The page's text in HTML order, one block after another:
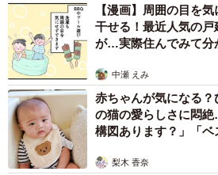
【漫画】周囲の目を
干せる！最近人気の
が…実際住んでみて分
中瀬 えみ
赤ちゃんが気になる
の猫の愛らしさに悶
構図あります？」「ベ
梨木 香奈